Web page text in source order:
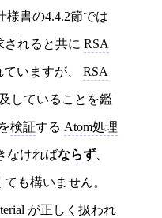
様書の4.4.2節では
されると共に RSA
いますが、 RSA
していることを鑑
を検証する Atom処理
なければならず
も構いません。
が正しく扱われ